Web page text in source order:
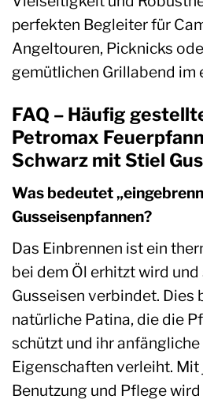
perfekten Begleiter für
Angeltouren, Picknicks
gemütlichen Grillabend im
FAQ – Häufig
Petromax
Schwarz mit Stiel
Was bedeutet
Gusseisenpfannen?
Das Einbrennen ist ein
bei dem Öl erhitzt wird
Gusseisen verbindet. Dies
natürliche Patina, die die
schützt und ihr
Eigenschaften verleiht.
Benutzung und Pflege